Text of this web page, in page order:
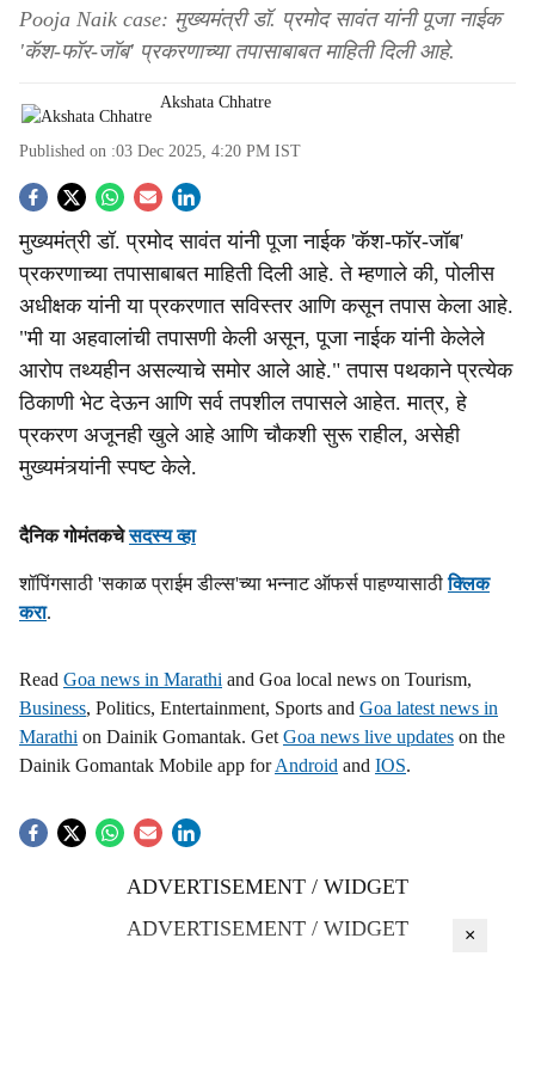
Pooja Naik case: मुख्यमंत्री डॉ. प्रमोद सावंत यांनी पूजा नाईक
'कॅश-फॉर-जॉब' प्रकरणाच्या तपासाबाबत माहिती दिली आहे.
Akshata Chhatre
Published on :03 Dec 2025, 4:20 PM IST
S
o
c
i
a
l
h
a
e
मुख्यमंत्री डॉ. प्रमोद सावंत यांनी पूजा नाईक 'कॅश-फॉर-जॉब'
प्रकरणाच्या तपासाबाबत माहिती दिली आहे. ते म्हणाले की, पोलीस
अधीक्षक यांनी या प्रकरणात सविस्तर आणि कसून तपास केला आहे.
"मी या अहवालांची तपासणी केली असून, पूजा नाईक यांनी केलेले
आरोप तथ्यहीन असल्याचे समोर आले आहे." तपास पथकाने प्रत्येक
ठिकाणी भेट देऊन आणि सर्व तपशील तपासले आहेत. मात्र, हे
प्रकरण अजूनही खुले आहे आणि चौकशी सुरू राहील, असेही
मुख्यमंत्र्यांनी स्पष्ट केले.
दैनिक गोमंतकचेसदस्य व्हा
शॉपिंगसाठी 'सकाळ प्राईम डील्स'च्या भन्नाट ऑफर्स पाहण्यासाठीक्लिक
करा.
Read Goa news in Marathi and Goa local news on Tourism,
Business, Politics, Entertainment, Sports and Goa latest news in
Marathi on Dainik Gomantak. Get Goa news live updates on the
Dainik Gomantak Mobile app forAndroid and IOS.
ADVERTISEMENT / WIDGET
ADVERTISEMENT / WIDGET
×